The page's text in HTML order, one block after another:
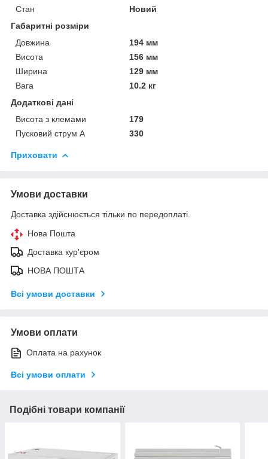
Стан
Новий
Габаритні розміри
Довжина
194 мм
Висота
156 мм
Ширина
129 мм
Вага
10.2 кг
Додаткові дані
Висота з клемами
179
Пусковий струм А
330
Приховати
Умови доставки
Доставка здійснюється тільки по передоплаті.
Нова Пошта
Доставка кур'єром
НОВА ПОШТА
Всі умови доставки
Умови оплати
Оплата на рахунок
Всі умови оплати
Подібні товари компанії